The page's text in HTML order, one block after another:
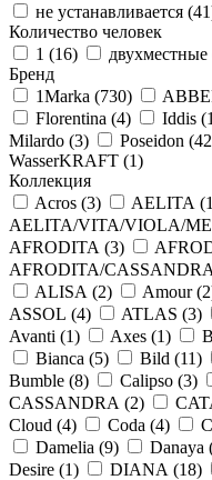
не устанавливается (41
Количество человек
1 (16) двухместные
Бренд
1Marka (730)
Florentina (4) Iddis (
Milardo (3) Poseidon (42
WasserKRAFT (1)
Коллекция
Acros (3) AELITA (
AELITA/VITA/VIOLA/
AFRODITA (3)
AFRODITA/
ALISA (2) Amour (2
ASSOL (4) ATLAS (3)
Avanti (1) Axes (1)
Bianca (5) Bild (11)
Bumble (8) Calipso (3)
CASSANDRA (2)
Cloud (4) Coda (4)
Damelia (9) Danaya
Desire (1) DIANA (18)